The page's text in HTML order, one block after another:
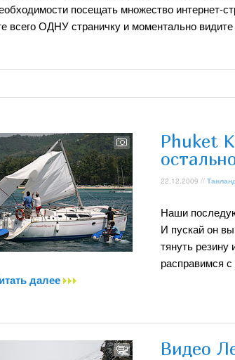
посещать множество интернет-
всего ОДНУ страничку и моментально
Phuket
22.12.2009 //
Наши
И пускай он
тянуть резину
расправимся
далее
Видео